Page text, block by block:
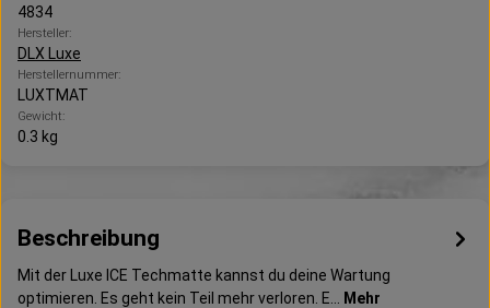
4834
Hersteller:
DLX Luxe
Herstellernummer:
LUXTMAT
Gewicht:
0.3 kg
Beschreibung
Mit der Luxe ICE Techmatte kannst du deine Wartung
optimieren. Es geht kein Teil mehr verloren. E…
Mehr